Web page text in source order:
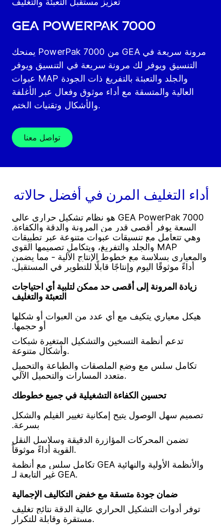
GEA PowerPak 7000
يمنحك PowerPak 7000 من GEA مرونة سريعة في
التنسيق ويوفر لك مرونة سريعة في التنسيق ويوفر
عبوات MAP والجلد والتعبئة بالتفريغ ذات الجودة
العالية والمتسقة مع أداء موثوق وفعال عبر الأغلفة
والأشكال وتقنيات الختم.
تواصل معنا
أداء التغليف المرن في أفضل حالاته
GEA PowerPak 7000 هو نظام تشكيل حراري عالي
السعة يوفر أقصى قدر من المرونة والدقة والكفاءة.
وهي تتعامل مع تنسيقات عبوات متنوعة عبر تطبيقات
MAP والجلد والتفريغ، ويتكامل تصميمها القوي
والمعياري بسلاسة مع خطوط الإنتاج الآلية - مما يضمن
أداءً موثوقًا اليوم وإنتاجًا قابلًا للتطوير في المستقبل.
زيادة المرونة إلى أقصى حد ممكن لتلبية أي احتياجات
التعبئة والتغليف
هيكل معياري يتكيف مع أي عدد من العبوات أو شكلها
أو حجمها.
تدعم أنظمة التسخين والتشكيل المتغيرة شبكات
وأشكال متنوعة.
تكامل سلس مع وضع الملصقات والطباعة والتحميل
متعدد المسارات والتحميل الآلي.
تحسين الكفاءة التشغيلية في جميع خطوطك
تصميم سهل الوصول يتيح إمكانية تغيير الفيلم والشكل
بسرعة.
تضمن المحركات المؤازرة الدقيقة وسلاسل النقل
القوية أداءً موثوقاً.
تكامل سلس مع أنظمة GEA والأنظمة الأولية والنهائية
غير التابعة لـ GEA.
ضمان جودة متسقة مع خفض التكاليف الإجمالية
توفر أدوات التشكيل الحراري عالية الدقة نتائج تغليف
مستقرة وقابلة للتكرار.